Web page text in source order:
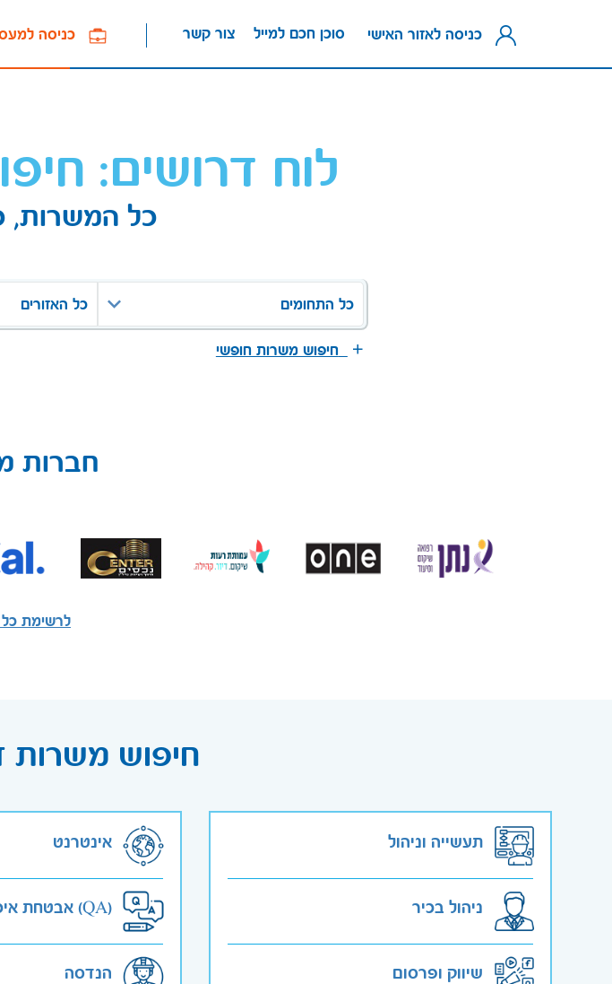
כניסה למעסיקים צור קשר סוכן חכם למייל כניסה לאזור האישי
לוח דרושים:
כל המשרות,
כל התחומים כל האזורים
חיפוש משרות חופשי
חברות
לרשימת
חיפוש משרות
תעשייה וניהול
ניהול בכיר
שיווק ופרסום
אינטרנט
אבטחת איכות (QA)
הנדסה